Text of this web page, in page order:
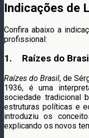
Indicações de
Confira abaixo a
profissional:
1. Raízes do
Raízes do Brasil, de
1936, é uma
sociedade tradicional
estruturas políticas e
introduziu os
explicando os novos